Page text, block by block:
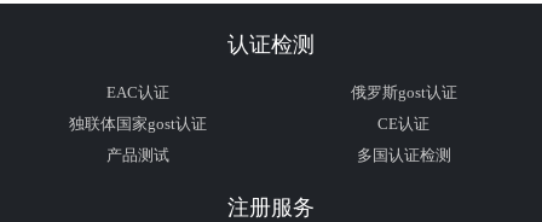
认证检测
EAC认证
俄罗斯gost认证
独联体国家gost认证
CE认证
产品测试
多国认证检测
注册服务